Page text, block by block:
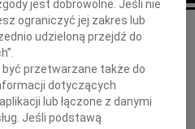
Koledze
Januszowi Łygasiowi
jest dobrowolne. Jeśli nie
ograniczyć jej zakres lub
udzieloną przejdź do
przetwarzane także do
dotyczących
lub łączone z danymi
Jeśli podstawą